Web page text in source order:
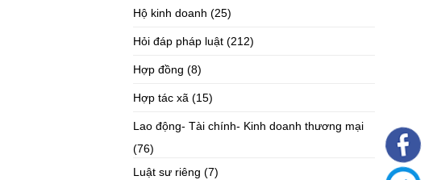
Hộ kinh doanh (25)
Hỏi đáp pháp luật (212)
Hợp đồng (8)
Hợp tác xã (15)
Lao động- Tài chính- Kinh doanh thương mại
(76)
Luật sư riêng (7)